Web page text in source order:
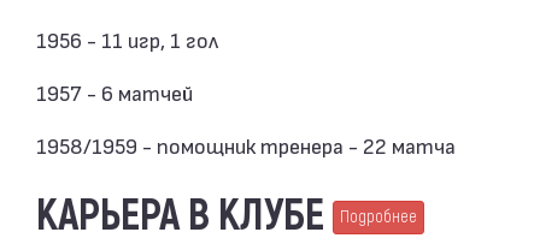
1956 - 11 игр, 1 гол
1957 - 6 матчей
1958/1959 - помощник тренера - 22 матча
КАРЬЕРА В КЛУБЕ Подробнее